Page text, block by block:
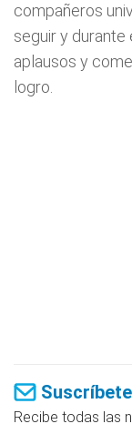
compañeros
seguir y
aplausos y
logro.
Recibe todas las